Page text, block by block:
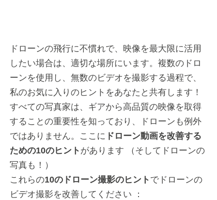
ドローンの飛行に不慣れで、映像を最大限に活用
したい場合は、適切な場所にいます。複数のドロ
ーンを使用し、無数のビデオを撮影する過程で、
私のお気に入りのヒントをあなたと共有します！
すべての写真家は、ギアから高品質の映像を取得
することの重要性を知っており、ドローンも例外
ではありません。ここに ドローン動画を改善する
ための10のヒント があります （そしてドローンの
写真も！）
これらの10のドローン撮影のヒント でドローンの
ビデオ撮影を改善してください ：